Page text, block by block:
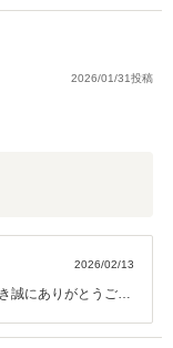
より感謝申し上げま
なものになる様、 世
ただきますので、
セデス・ベンツ世
2026/01/31投稿
2026/02/13
くお願い申し上げま